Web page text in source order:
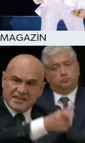
MAGAZİN